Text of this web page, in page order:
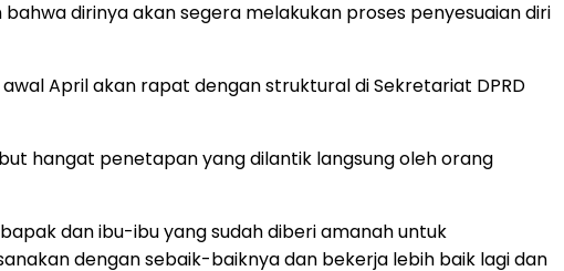
dirinya akan segera melakukan proses penyesuaian diri
April akan rapat dengan struktural di Sekretariat DPRD
hangat penetapan yang dilantik langsung oleh orang
dan ibu-ibu yang sudah diberi amanah untuk
dengan sebaik-baiknya dan bekerja lebih baik lagi dan